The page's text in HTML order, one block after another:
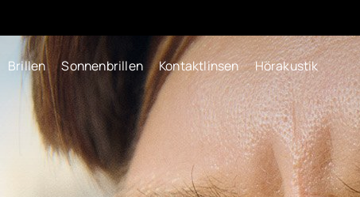
Brillen Sonnenbrillen Kontaktlinsen Hörakustik